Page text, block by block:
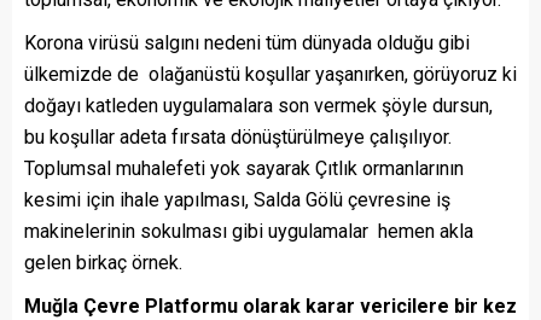
Korona virüsü salgını nedeni tüm dünyada olduğu gibi
ülkemizde de olağanüstü koşullar yaşanırken, görüyoruz ki
doğayı katleden uygulamalara son vermek şöyle dursun,
bu koşullar adeta fırsata dönüştürülmeye çalışılıyor.
Toplumsal muhalefeti yok sayarak Çıtlık ormanlarının
kesimi için ihale yapılması, Salda Gölü çevresine iş
makinelerinin sokulması gibi uygulamalar hemen akla
gelen birkaç örnek.
Muğla Çevre Platformu olarak karar vericilere bir kez